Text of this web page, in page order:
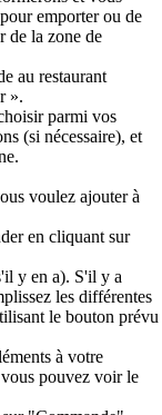
emporter ou de
de la zone de
au restaurant
».
parmi vos
(si nécessaire), et
voulez ajouter à
en cliquant sur
y en a). S'il y a
les différentes
le bouton prévu
à votre
pouvez voir le